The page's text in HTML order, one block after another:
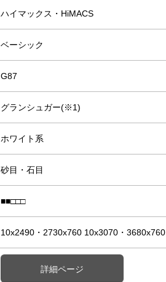
ハイマックス・HiMACS
ベーシック
G87
グランシュガー(※1)
ホワイト系
砂目・石目
■■□□□
10x2490・2730x760 10x3070・3680x760
詳細ページ